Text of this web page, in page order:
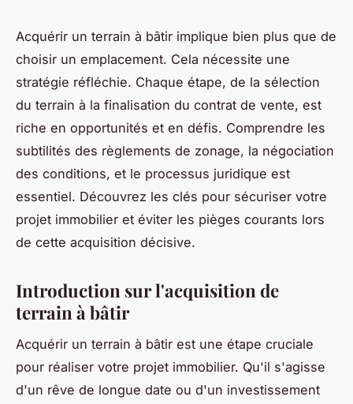
Acquérir un terrain à bâtir implique bien plus que de
choisir un emplacement. Cela nécessite une
stratégie réfléchie. Chaque étape, de la sélection
du terrain à la finalisation du contrat de vente, est
riche en opportunités et en défis. Comprendre les
subtilités des règlements de zonage, la négociation
des conditions, et le processus juridique est
essentiel. Découvrez les clés pour sécuriser votre
projet immobilier et éviter les pièges courants lors
de cette acquisition décisive.
Introduction sur l'acquisition de
terrain à bâtir
Acquérir un terrain à bâtir est une étape cruciale
pour réaliser votre projet immobilier. Qu'il s'agisse
d'un rêve de longue date ou d'un investissement